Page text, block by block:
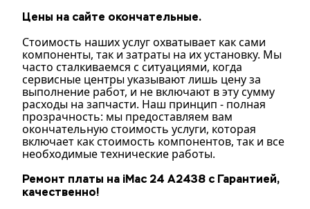
Цены на сайте окончательные.
Стоимость наших услуг охватывает как сами
компоненты, так и затраты на их установку. Мы
часто сталкиваемся с ситуациями, когда
сервисные центры указывают лишь цену за
выполнение работ, и не включают в эту сумму
расходы на запчасти. Наш принцип - полная
прозрачность: мы предоставляем вам
окончательную стоимость услуги, которая
включает как стоимость компонентов, так и все
необходимые технические работы.
Ремонт платы на iMac 24 A2438 с Гарантией,
качественно!